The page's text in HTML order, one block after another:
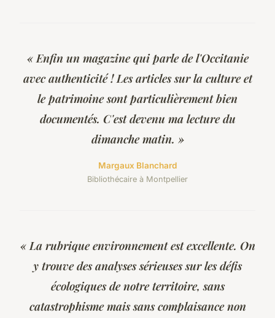
« Enfin un magazine qui parle de l'Occitanie
avec authenticité ! Les articles sur la culture et
le patrimoine sont particulièrement bien
documentés. C'est devenu ma lecture du
dimanche matin. »
Margaux Blanchard
Bibliothécaire à Montpellier
« La rubrique environnement est excellente. On
y trouve des analyses sérieuses sur les défis
écologiques de notre territoire, sans
catastrophisme mais sans complaisance non